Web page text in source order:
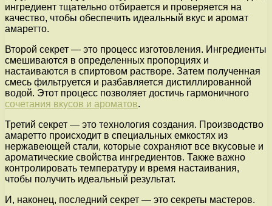
ингредиент тщательно отбирается и проверяется на
качество, чтобы обеспечить идеальный вкус и аромат
амаретто.
Второй секрет — это процесс изготовления. Ингредиенты
смешиваются в определенных пропорциях и
настаиваются в спиртовом растворе. Затем полученная
смесь фильтруется и разбавляется дистиллированной
водой. Этот процесс позволяет достичь гармоничного
сочетания вкусов и ароматов.
Третий секрет — это технология создания. Производство
амаретто происходит в специальных емкостях из
нержавеющей стали, которые сохраняют все вкусовые и
ароматические свойства ингредиентов. Также важно
контролировать температуру и время настаивания,
чтобы получить идеальный результат.
И, наконец, последний секрет — это секреты мастеров.